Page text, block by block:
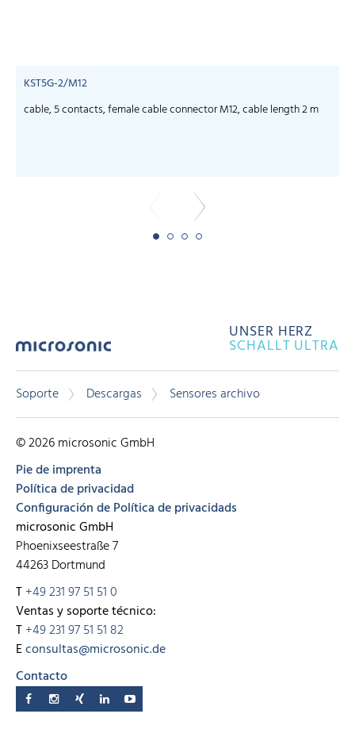
KST5G-2/M12
cable, 5 contacts, female cable connector M12, cable length 2 m
UNSER HERZ
SCHALLT ULTRA
Soporte Descargas Sensores archivo
© 2026 microsonic GmbH
Pie de imprenta
Política de privacidad
Configuración de Política de privacidads
microsonic GmbH
Phoenixseestraße 7
44263 Dortmund
T+49 231 97 51 51 0
Ventas y soporte técnico:
T+49 231 97 51 51 82
Econsultas@microsonic.de
Contacto